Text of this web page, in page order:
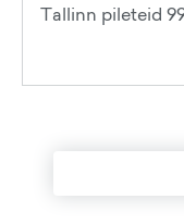
Tallinn pileteid